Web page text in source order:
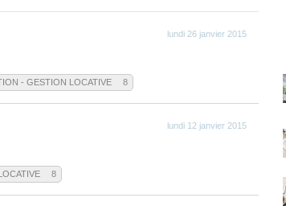
lundi 26 janvier 2015
- GESTION LOCATIVE 8
lundi 12 janvier 2015
8